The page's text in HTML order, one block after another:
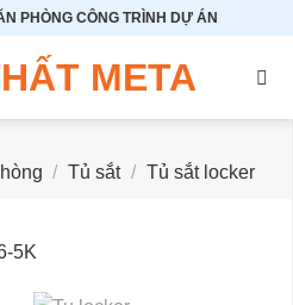
PHÒNG CÔNG TRÌNH DỰ ÁN
/ Tủ sắt / Tủ sắt locker